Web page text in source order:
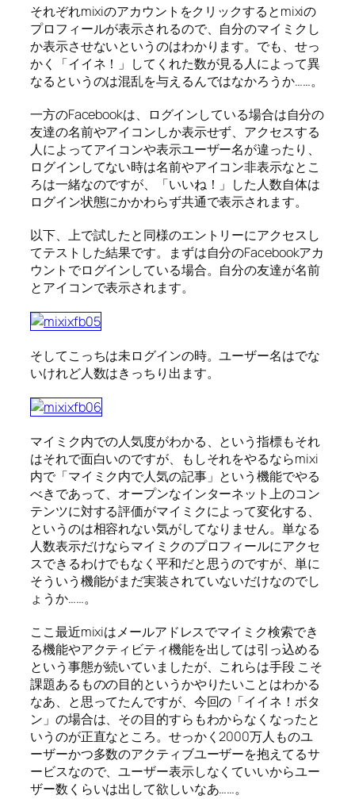
それぞれmixiのアカウントをクリックするとmixiの
プロフィールが表示されるので、自分のマイミクし
か表示させないというのはわかります。でも、せっ
かく「イイネ！」してくれた数が見る人によって異
なるというのは混乱を与えるんではなかろうか……。
一方のFacebookは、ログインしている場合は自分の
友達の名前やアイコンしか表示せず、アクセスする
人によってアイコンや表示ユーザー名が違ったり、
ログインしてない時は名前やアイコン非表示なとこ
ろは一緒なのですが、「いいね！」した人数自体は
ログイン状態にかかわらず共通で表示されます。
以下、上で試したと同様のエントリーにアクセスし
てテストした結果です。まずは自分のFacebookアカ
ウントでログインしている場合。自分の友達が名前
とアイコンで表示されます。
そしてこっちは未ログインの時。ユーザー名はでな
いけれど人数はきっちり出ます。
マイミク内での人気度がわかる、という指標もそれ
はそれで面白いのですが、もしそれをやるならmixi
内で「マイミク内で人気の記事」という機能でやる
べきであって、オープンなインターネット上のコン
テンツに対する評価がマイミクによって変化する、
というのは相容れない気がしてなりません。単なる
人数表示だけならマイミクのプロフィールにアクセ
スできるわけでもなく平和だと思うのですが、単に
そういう機能がまだ実装されていないだけなのでし
ょうか……。
ここ最近mixiはメールアドレスでマイミク検索でき
る機能やアクティビティ機能を出しては引っ込める
という事態が続いていましたが、これらは手段 こそ
課題あるものの目的というかやりたいことはわかる
なあ、と思ってたんですが、今回の「イイネ！ボタ
ン」の場合は、その目的すらもわからなくなったと
いうのが正直なところ。せっかく2000万人ものユ
ーザーかつ多数のアクティブユーザーを抱えてるサ
ービスなので、ユーザー表示しなくていいからユー
ザー数くらいは出して欲しいなあ……。